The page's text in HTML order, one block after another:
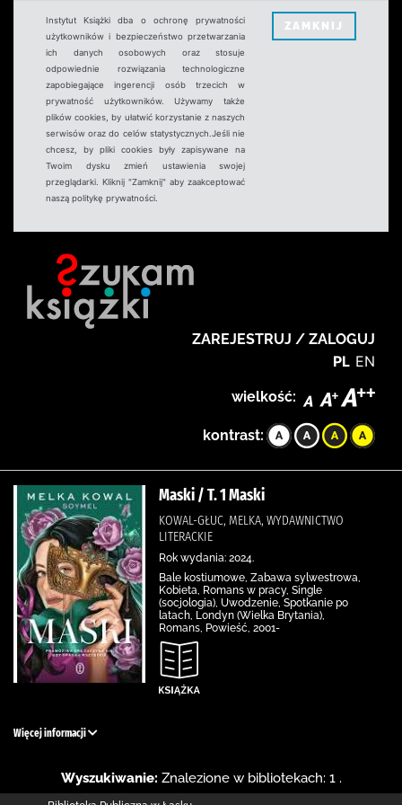
Instytut Książki dba o ochronę prywatności
użytkowników i bezpieczeństwo przetwarzania
ich danych osobowych oraz stosuje
odpowiednie rozwiązania technologiczne
zapobiegające ingerencji osób trzecich w
prywatność użytkowników. Używamy także
plików cookies, by ułatwić korzystanie z naszych
serwisów oraz do celów statystycznych.Jeśli nie
chcesz, by pliki cookies były zapisywane na
Twoim dysku zmień ustawienia swojej
przeglądarki. Kliknij "Zamknij" aby zaakceptować
naszą politykę prywatności.
ZAMKNIJ
ZAREJESTRUJ / ZALOGUJ
PL EN
wielkość:
kontrast:
Maski / T. 1 Maski
KOWAL-GŁUC, MELKA, WYDAWNICTWO
LITERACKIE
Rok wydania: 2024.
Bale kostiumowe, Zabawa sylwestrowa,
Kobieta, Romans w pracy, Single
(socjologia), Uwodzenie, Spotkanie po
latach, Londyn (Wielka Brytania),
Romans, Powieść, 2001-
Więcej informacji
Wyszukiwanie: Znalezione w bibliotekach: 1 .